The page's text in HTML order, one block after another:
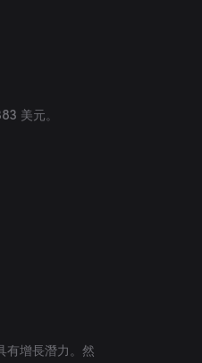
美元。
有增長潛力。然